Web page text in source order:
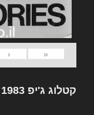
«
‹
קטלוג ג'יפ 1983